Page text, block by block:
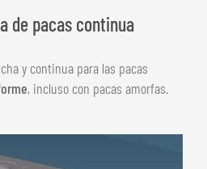
de pacas continua
y continua para las pacas
, incluso con pacas amorfas.